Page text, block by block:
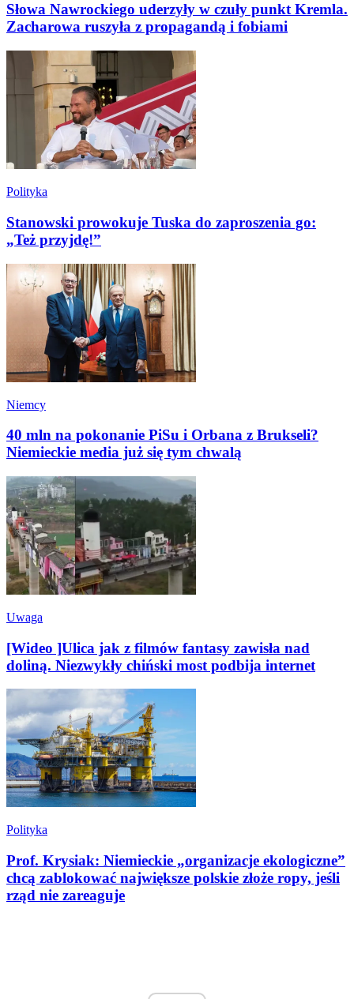
Słowa Nawrockiego uderzyły w czuły punkt Kremla.
Zacharowa ruszyła z propagandą i fobiami
Polityka
Stanowski prowokuje Tuska do zaproszenia go:
„Też przyjdę!”
Niemcy
40 mln na pokonanie PiSu i Orbana z Brukseli?
Niemieckie media już się tym chwalą
Uwaga
[Wideo ]Ulica jak z filmów fantasy zawisła nad
doliną. Niezwykły chiński most podbija internet
Polityka
Prof. Krysiak: Niemieckie „organizacje ekologiczne”
chcą zablokować największe polskie złoże ropy, jeśli
rząd nie zareaguje